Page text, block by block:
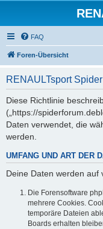
FAQ
Foren-Übersicht
RENAULTsport
Diese Richtlinie
(„https://
Daten verwendet, die
werden.
UMFANG UND ART DER
Deine Daten werden auf
Die Forensoftware
mehrere Cookies.
temporäre Dateien
Boards erhalten